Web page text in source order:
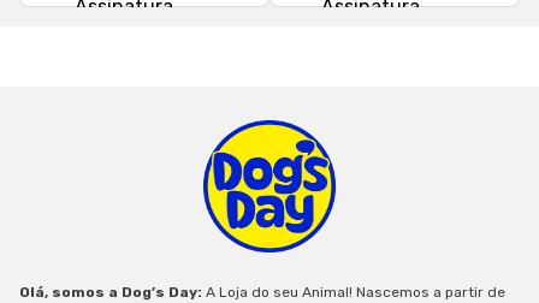
Olá, somos a Dog’s Day: A Loja do seu Animal! Nascemos a partir de